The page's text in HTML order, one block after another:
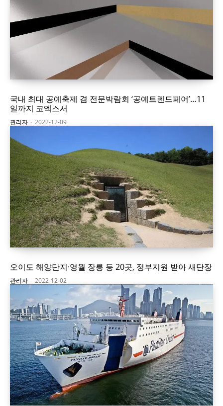
국내 최대 공예축제 겸 전문박람회 ‘공예트렌드페어’…11
일까지 코엑스서
관리자 - 2022-12-09
오이도 해양단지·영월 장릉 등 20곳, 정부지원 받아 새단장
관리자 - 2022-12-02